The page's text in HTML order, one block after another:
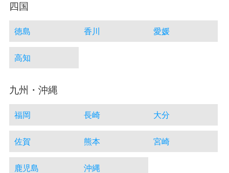
四国
徳島 香川 愛媛
高知
九州・沖縄
福岡 長崎 大分
佐賀 熊本 宮崎
鹿児島 沖縄